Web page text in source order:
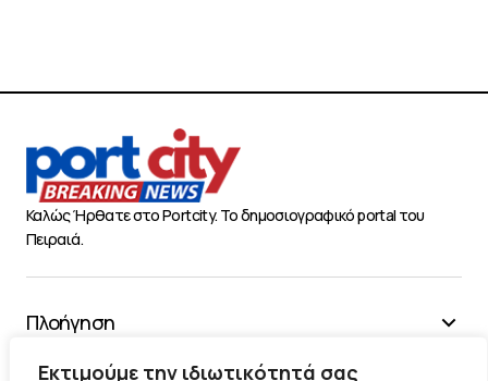
Εκτιμούμε την ιδιωτικότητά σας
Καλώς Ήρθατε στο Portcity. Το δημοσιογραφικό portal του
Πειραιά.
Πλοήγηση
Χρήσιμα